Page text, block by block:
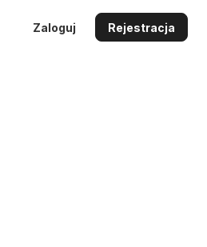
Zaloguj Rejestracja